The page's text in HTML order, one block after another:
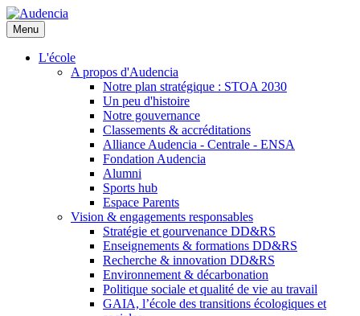
Aller
au
contenu
principal
Menu
L'école
A propos d'Audencia
Notre plan stratégique : STOA 2030
Un peu d'histoire
Notre gouvernance
Classements & accréditations
Alliance Audencia - Centrale - ENSA
Fondation Audencia
Alumni
Sports hub
Espace Parents
Vision & engagements responsables
Stratégie et gourvenance DD&RS
Enseignements & formations DD&RS
Recherche & innovation DD&RS
Environnement & décarbonation
Politique sociale et qualité de vie au travail
GAIA, l’école des transitions écologiques et